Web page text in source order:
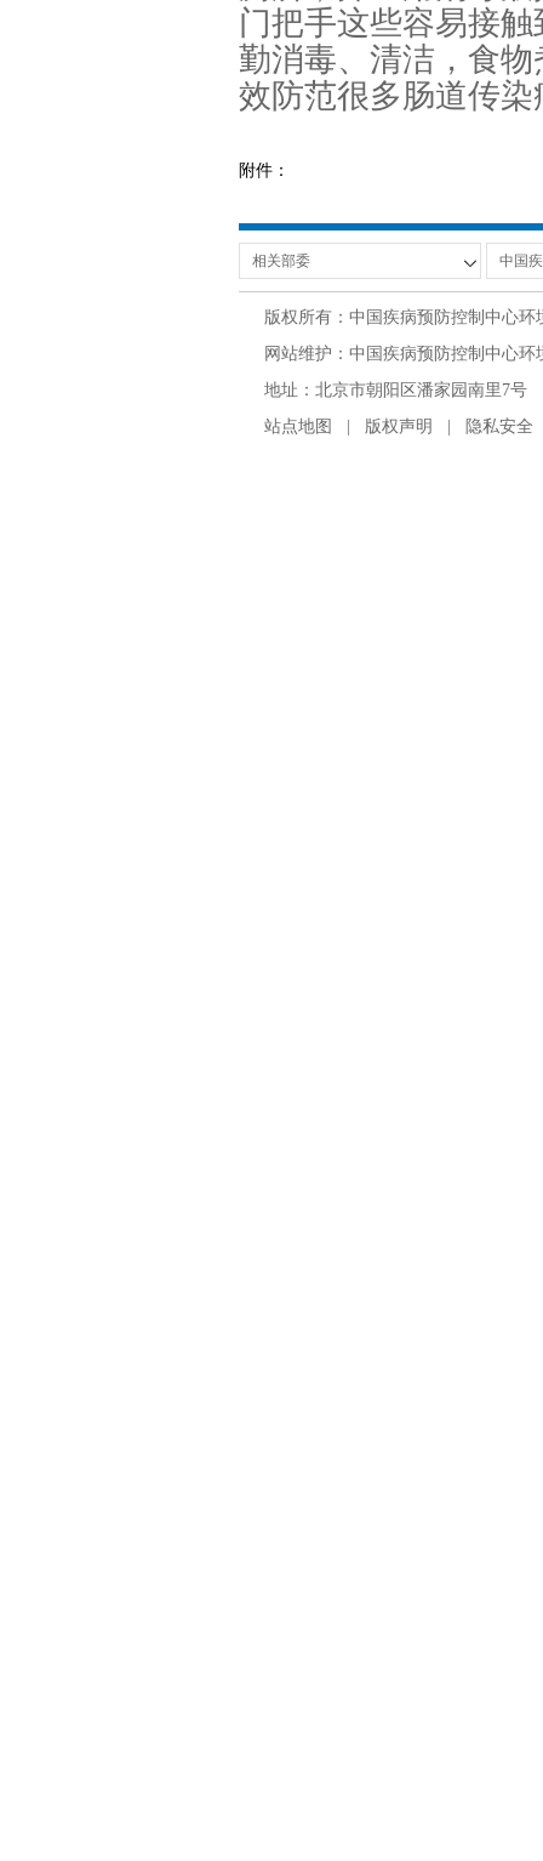
门把手这些容易接
勤消毒、清洁，食
效防范很多肠道传
附件：
版权所有：中国疾病预防控制中心
网站维护：中国疾病预防控制中心
地址：北京市朝阳区潘家园南里7号
站点地图
版权声明 隐私安全